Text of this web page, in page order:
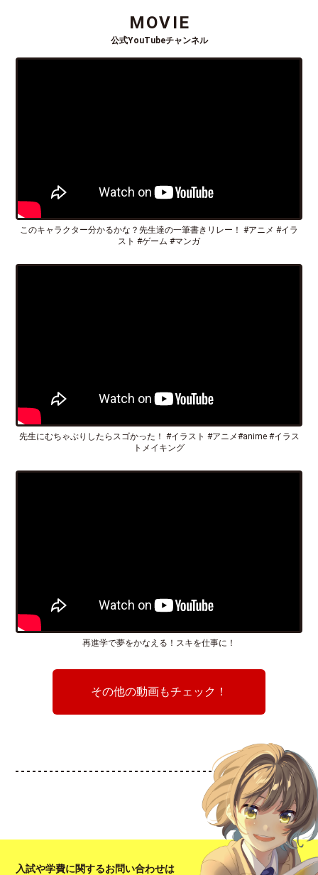
MOVIE
公式YouTubeチャンネル
このキャラクター分かるかな？先生達の一筆書きリレー！ #アニメ #イラ
スト #ゲーム #マンガ
先生にむちゃぶりしたらスゴかった！ #イラスト #アニメ#anime #イラス
トメイキング
再進学で夢をかなえる！スキを仕事に！
その他の動画もチェック！
入試や学費に関するお問い合わせは